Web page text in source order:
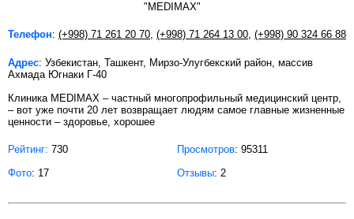
Телефон: (+998) 71 261 20 70 (+998) 71 264 13 00 (+998) 90 324 66 88
Адрес: Узбекистан, Ташкент, Мирзо-Улугбекский район, массив
Ахмада Югнаки Г-40
Клиника MEDIMAX – частный многопрофильный медицинский центр,
– вот уже почти 20 лет возвращает людям самое главные жизненные
ценности – здоровье, хорошее
Рейтинг: 730 Просмотров: 95311
Фото: 17 Отзывы: 2